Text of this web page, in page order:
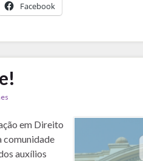
Facebook
em Direito
comunidade
auxílios